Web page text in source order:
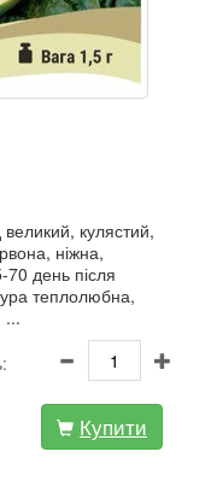
кулястий,
ніжна,
70 день після
теплолюбна,
...
Купити